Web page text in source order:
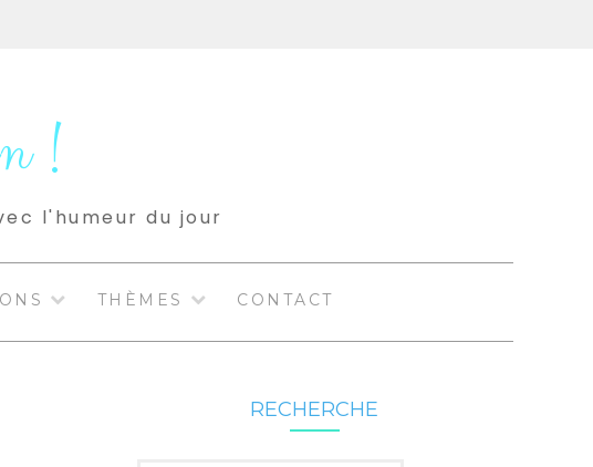
!
l'humeur du jour
THÈMES CONTACT
RECHERCHE